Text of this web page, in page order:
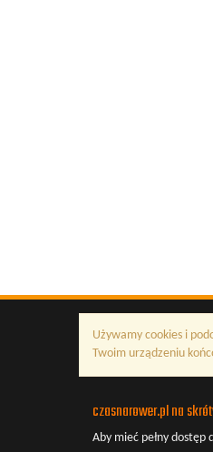
Używamy cookies i
Twoim urządzeniu
czasnarower.pl na
Aby mieć pełny dostęp